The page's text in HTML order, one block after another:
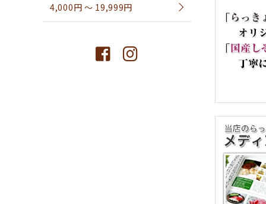
4,000円 〜 19,999円